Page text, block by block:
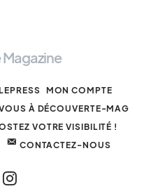
MON COMPTE
À DÉCOUVERTE-MAG
VOTRE VISIBILITÉ !
CONTACTEZ-NOUS